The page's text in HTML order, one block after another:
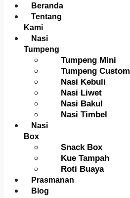
Menu
Beranda
Tentang
Kami
Nasi
Tumpeng
Tumpeng Mini
Tumpeng Custom
Nasi Kebuli
Nasi Liwet
Nasi Bakul
Nasi Timbel
Nasi
Box
Snack Box
Kue Tampah
Roti Buaya
Prasmanan
Blog